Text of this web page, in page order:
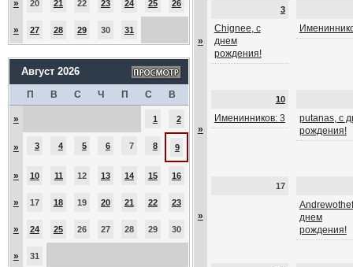
» 20 21 22 23 24 25 26
» 27 28 29 30 31
Август 2026
П В С Ч П С В
» 1 2
» 3 4 5 6 7 8 9
» 10 11 12 13 14 15 16
» 17 18 19 20 21 22 23
» 24 25 26 27 28 29 30
» 31
»
3
Chignee, с
днем
рождения!
»
10
Именинников: 3
putanas, с
рождения!
»
17
днем
рождения!